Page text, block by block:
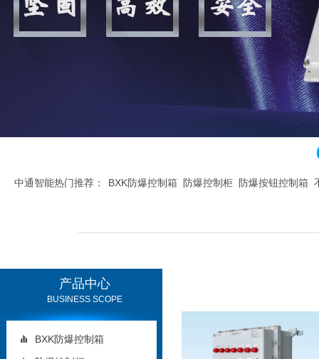
中通智能热门推荐： BXK防爆控制箱 防爆控制柜 防爆按钮控制箱
产品中心
BUSINESS SCOPE
BXK防爆控制箱